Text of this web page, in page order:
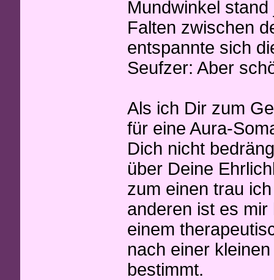
Mundwinkel
Falten zwischen
entspannte sich
Seufzer: Aber
Als ich Dir zum
für eine Aura-
Dich nicht
über Deine
zum einen trau
anderen ist es
einem
nach einer
bestimmt.